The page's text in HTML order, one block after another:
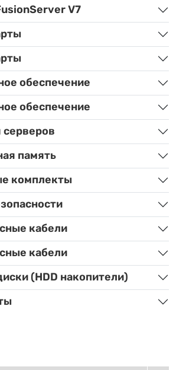
V7
обеспечение
обеспечение
память
комплекты
кабели
кабели
(HDD накопители)